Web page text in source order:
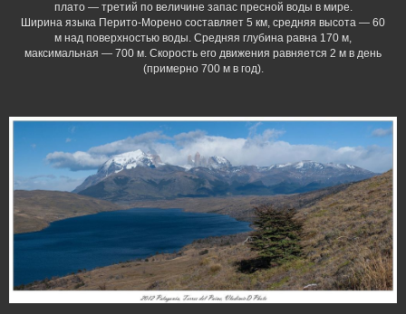
плато — третий по величине запас пресной воды в мире.
Ширина языка Перито-Морено составляет 5 км, средняя высота — 60
м над поверхностью воды. Средняя глубина равна 170 м,
максимальная — 700 м. Скорость его движения равняется 2 м в день
(примерно 700 м в год).